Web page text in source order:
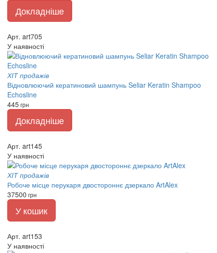
Докладніше
Арт. art705
У наявності
ХІТ продажів
Відновлюючий кератиновий шампунь Seliar Keratin Shampoo
Echosline
445грн
Докладніше
Арт. art145
У наявності
ХІТ продажів
Робоче місце перукаря двостороннє дзеркало ArtAlex
37500 грн
У кошик
Арт. art153
У наявності